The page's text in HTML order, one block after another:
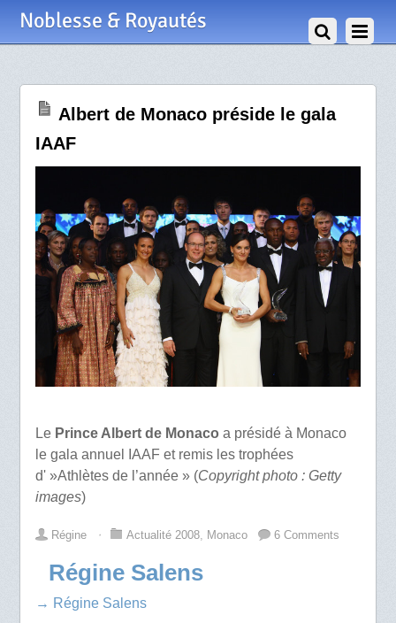
Noblesse & Royautés
Albert de Monaco préside le gala
IAAF
Le Prince Albert de Monaco a présidé à Monaco
le gala annuel IAAF et remis les trophées
d' »Athlètes de l’année » (Copyright photo : Getty
images)
Régine ⋅ Actualité 2008, Monaco 6 Comments
Régine Salens
→ Régine Salens